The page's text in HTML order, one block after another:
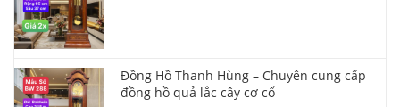
Đồng Hồ Thanh Hùng – Chuyên cung cấp
đồng hồ quả lắc cây cơ cổ